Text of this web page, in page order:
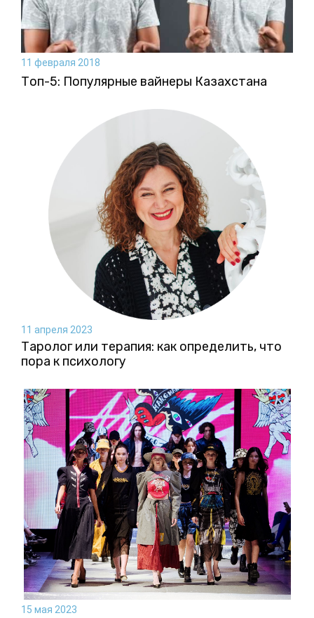
11 февраля 2018
Топ-5: Популярные вайнеры Казахстана
11 апреля 2023
Таролог или терапия: как определить, что
пора к психологу
15 мая 2023